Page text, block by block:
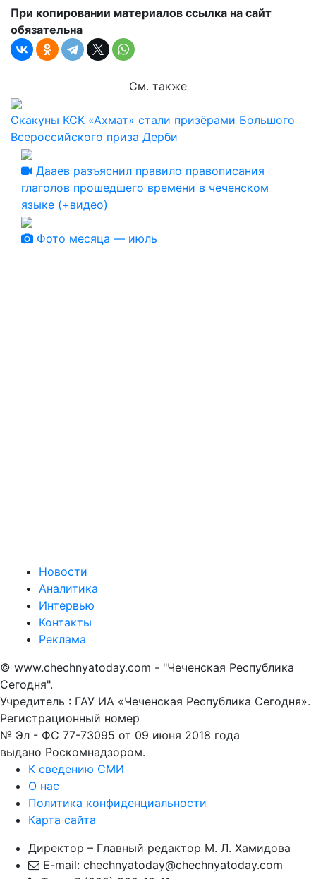
При копировании материалов ссылка на сайт
обязательна
См. также
Скакуны КСК «Ахмат» стали призёрами Большого
Всероссийского приза Дерби
Дааев разъяснил правило правописания
глаголов прошедшего времени в чеченском
языке (+видео)
Фото месяца — июль
Новости
Аналитика
Интервью
Контакты
Реклама
© www.chechnyatoday.com - "Чеченcкая Республика
Сегодня".
Учредитель : ГАУ ИА «Чеченская Республика Сегодня».
Регистрационный номер
№ Эл - ФС 77-73095 от 09 июня 2018 года
выдано Роскомнадзором.
К сведению СМИ
О нас
Политика конфиденциальности
Карта сайта
Директор – Главный редактор М. Л. Хамидова
E-mail: chechnyatoday@chechnyatoday.com